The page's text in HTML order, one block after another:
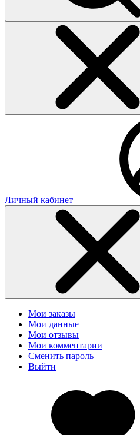
Личный кабинет
Мои заказы
Мои данные
Мои отзывы
Мои комментарии
Сменить пароль
Выйти